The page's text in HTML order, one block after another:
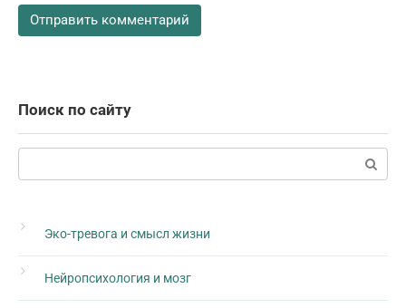
Поиск по сайту
Эко-тревога и смысл жизни
Нейропсихология и мозг